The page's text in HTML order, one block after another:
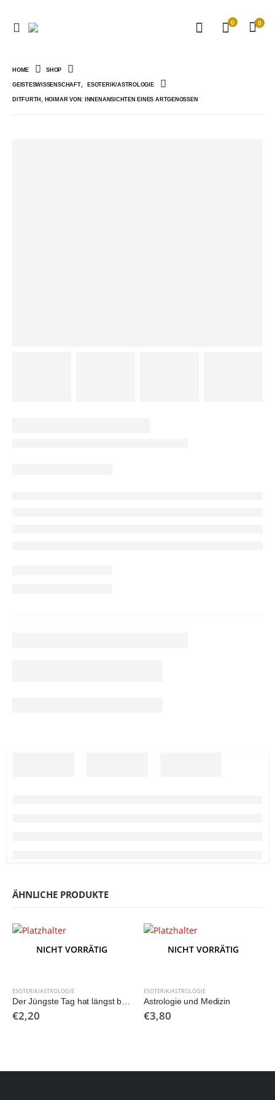
0 0
HOME SHOP
GEISTESWISSENSCHAFT, ESOTERIK/ASTROLOGIE
DITFURTH, HOIMAR VON: INNENANSICHTEN EINES ARTGENOSSEN
ÄHNLICHE PRODUKTE
NICHT VORRÄTIG
ESOTERIK/ASTROLOGIE
Der Jüngste Tag hat längst begonnen
€2,20
NICHT VORRÄTIG
ESOTERIK/ASTROLOGIE
Astrologie und Medizin
€3,80